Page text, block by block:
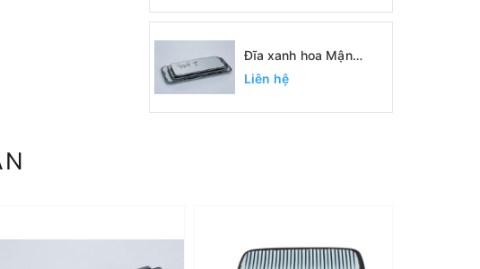
Đĩa xanh hoa Mận
SC1093, SC1094,
SC1095
Liên hệ